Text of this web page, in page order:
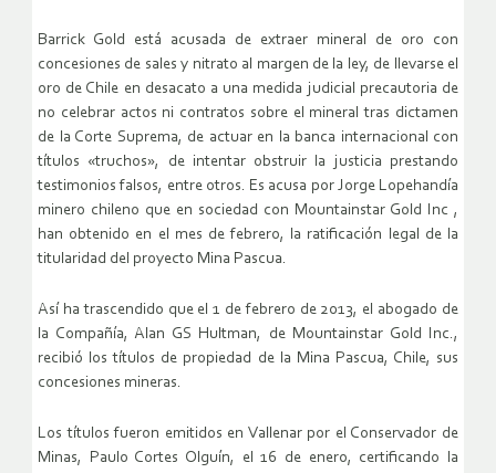
Barrick Gold está acusada de extraer mineral de oro con
concesiones de sales y nitrato al margen de la ley, de llevarse el
oro de Chile en desacato a una medida judicial precautoria de
no celebrar actos ni contratos sobre el mineral tras dictamen
de la Corte Suprema, de actuar en la banca internacional con
títulos «truchos», de intentar obstruir la justicia prestando
testimonios falsos, entre otros. Es acusa por Jorge Lopehandía
minero chileno que en sociedad con Mountainstar Gold Inc ,
han obtenido en el mes de febrero, la ratificación legal de la
titularidad del proyecto Mina Pascua.
Así ha trascendido que el 1 de febrero de 2013, el abogado de
la Compañía, Alan GS Hultman, de Mountainstar Gold Inc.,
recibió los títulos de propiedad de la Mina Pascua, Chile, sus
concesiones mineras.
Los títulos fueron emitidos en Vallenar por el Conservador de
Minas, Paulo Cortes Olguín, el 16 de enero, certificando la